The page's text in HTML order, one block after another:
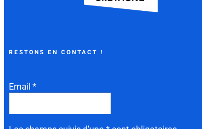
RESTONS EN CONTACT !
Email *